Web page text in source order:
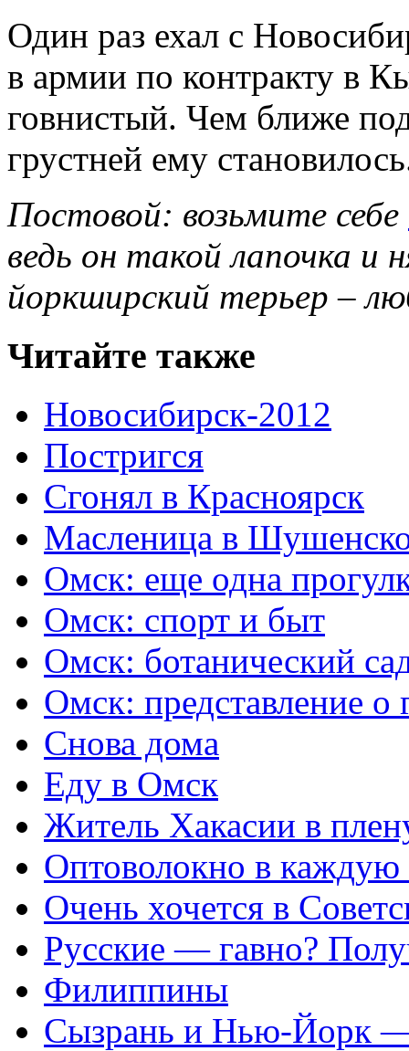
Один раз ехал с
в армии по контракту в
говнистый. Чем ближе
грустней ему
Постовой: возьмите себе
ведь он такой лапочка и
йоркширский терьер –
Читайте также
Новосибирск-2012
Постригся
Сгонял в Красноярск
Масленица в
Омск: еще одна
Омск: спорт и быт
Омск: ботанический
Омск: представление о
Снова дома
Еду в Омск
Житель Хакасии в
Оптоволокно в каждую
Очень хочется в
Русские — гавно?
Филиппины
Сызрань и Нью-Йорк